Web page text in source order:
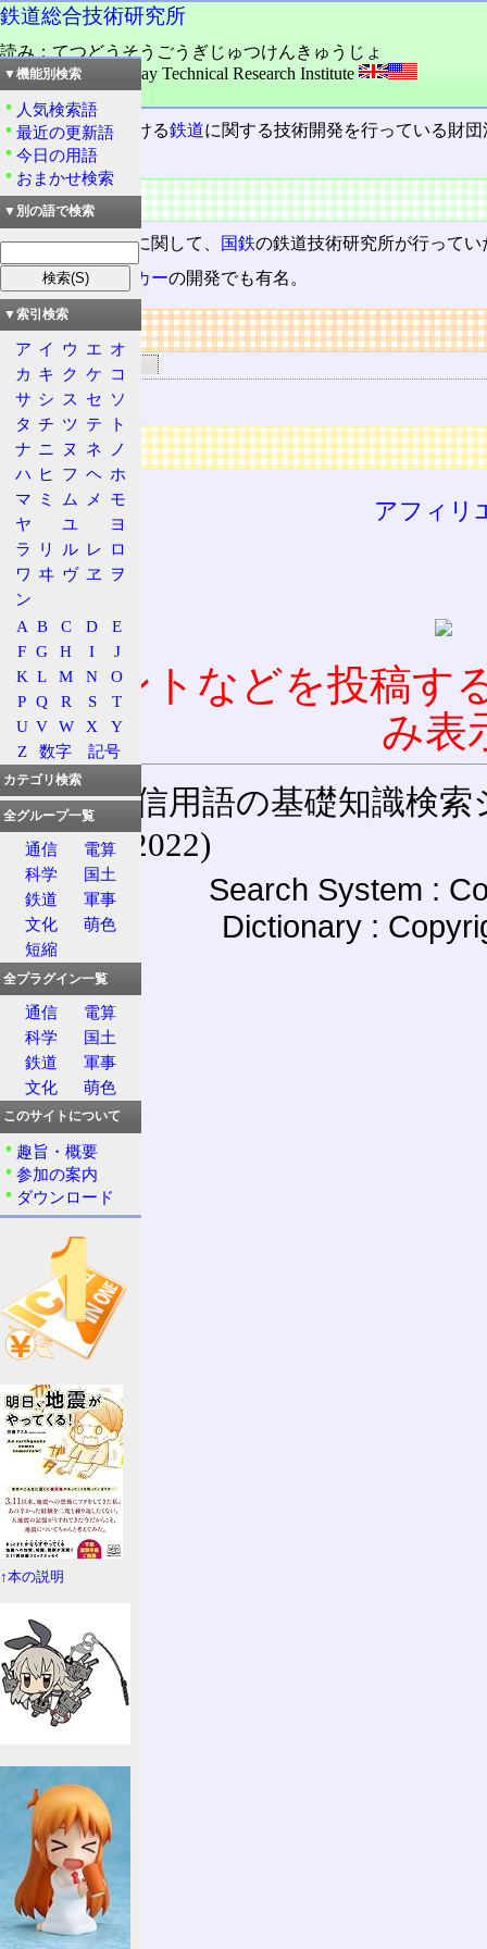
鉄道総合技術研究所
読み：てつどうそうごうぎじゅつけんきゅうじょ
外語：RTRI: Railway Technical Research Institute
品詞：固有名詞
JRグループにおける鉄道に関する技術開発を行っている財
ある。
概要
国鉄分割民営化に関して、 国鉄の鉄道技術研究所が行って
リニアモーターカーの開発でも有名。
リンク
関連するリンク
鉄道総研
広告
アフィリ
コメントなどを投稿す
み表
通信用語の基礎知識検索
(27-May-2022)
Search System :
Dictionary :
▼機能別検索
人気検索語
最近の更新語
今日の用語
おまかせ検索
▼別の語で検索
▼索引検索
ア イ ウ エ オ
カ キ ク ケ コ
サ シ ス セ ソ
タ チ ツ テ
ト
ナ ニ ヌ ネ
ノ
ハ ヒ フ ヘ ホ
マ ミ ム メ
モ
ヤ
ユ
ヨ
ラ
リ ル レ ロ
ワ ヰ ヴ ヱ
ヲ
ン
A B C D
E
F G H I
J
K L M N
O
P Q R S
T
U V W X
Y
Z
数字 記号
カテゴリ検索
全グループ一覧
通信
電算
科学
国土
鉄道
軍事
文化
萌色
短縮
全プラグイン一覧
通信
電算
科学
国土
鉄道
軍事
文化
萌色
このサイトについて
趣旨・概要
参加の案内
ダウンロード
↑本の説明